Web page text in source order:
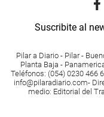
Suscribite al
Pilar a Diario - Pilar -
Planta Baja -
Teléfonos: (054) 0230 466
info@pilaradiario.com-
medio: Editorial del